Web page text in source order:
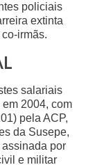
policiais
extinta
irmãs.
salariais
2004, com
pela ACP,
da Susepe,
assinada por
e militar